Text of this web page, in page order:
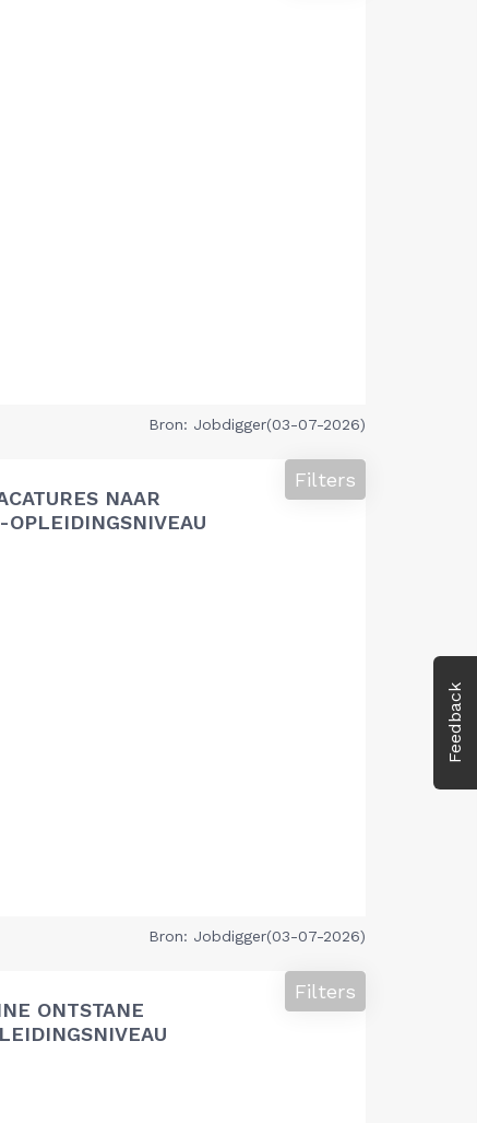
Feedback
Bron: Jobdigger(03-07-2026)
NAAR
OPLEIDINGSNIVEAU
Filters
Bron: Jobdigger(03-07-2026)
ONTSTANE
Filters